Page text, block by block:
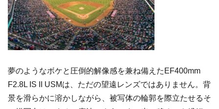
夢のようなボケと圧倒的解像感を兼ね備えたEF400mm
F2.8L IS II USMは、ただの望遠レンズではありません。背
景を滑らかに溶かしながら、被写体の輪郭を際立たせるそ